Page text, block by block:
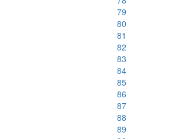
79
80
81
82
83
84
85
86
87
88
89